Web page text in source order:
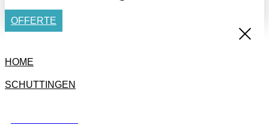
OFFERTE
HOME
SCHUTTINGEN